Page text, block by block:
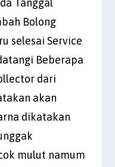
Tanggal
Bolong
selesai Service
Beberapa
dari
akan
dikatakan
mulut namum